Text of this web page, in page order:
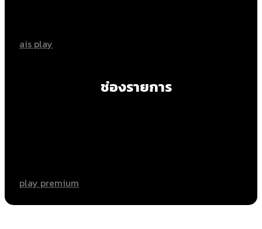
ais play
ช่องรายการ
play premium